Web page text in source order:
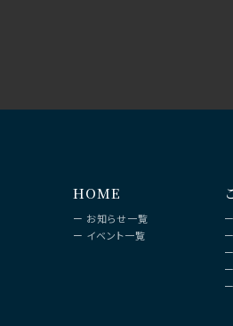
HOME
ー お知らせ一覧
ー イベント一覧
ー
ー
ー
ー
ー